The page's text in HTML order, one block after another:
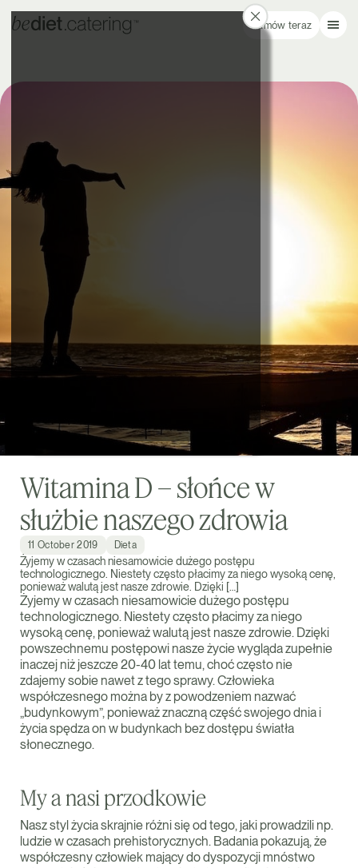
Zamów teraz
Witamina D – słońce w
służbie naszego zdrowia
11 October 2019 Dieta
Żyjemy w czasach niesamowicie dużego postępu
technologicznego. Niestety często płacimy za niego wysoką cenę,
ponieważ walutą jest nasze zdrowie. Dzięki […]
Żyjemy w czasach niesamowicie dużego postępu
technologicznego. Niestety często płacimy za niego
wysoką cenę, ponieważ walutą jest nasze zdrowie. Dzięki
powszechnemu postępowi nasze życie wygląda zupełnie
inaczej niż jeszcze 20-40 lat temu, choć często nie
zdajemy sobie nawet z tego sprawy. Człowieka
współczesnego można by z powodzeniem nazwać
„budynkowym”, ponieważ znaczną część swojego dnia i
życia spędza on w budynkach bez dostępu światła
słonecznego.
My a nasi przodkowie
Nasz styl życia skrajnie różni się od tego, jaki prowadzili np.
ludzie w czasach prehistorycznych. Badania pokazują, że
współczesny człowiek mający do dyspozycji mnóstwo